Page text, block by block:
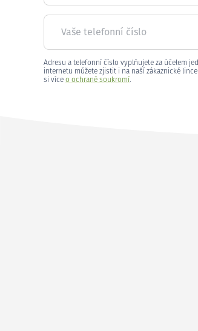
Vaše telefonní číslo
Adresu a telefonní číslo vyplňujete za účelem
internetu můžete zjistit i na naší zákaznické
si více o ochraně soukromí.